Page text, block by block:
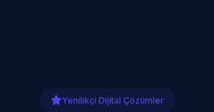
Yenilikçi Dijital Çözümler